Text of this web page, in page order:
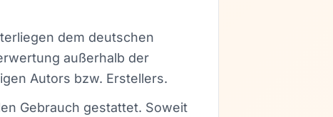
dem deutschen
außerhalb der
Autors bzw. Erstellers.
Gebrauch gestattet. Soweit